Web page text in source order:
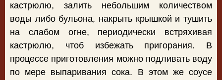
кастрюлю, залить небольшим количеством
воды либо бульона, накрыть крышкой и тушить
на слабом огне, периодически встряхивая
кастрюлю, чтоб избежать пригорания. В
процессе приготовления можно подливать воду
по мере выпаривания сока. В этом же соусе